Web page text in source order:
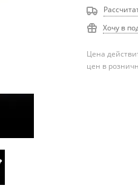
Хочу в
Цена
цен в